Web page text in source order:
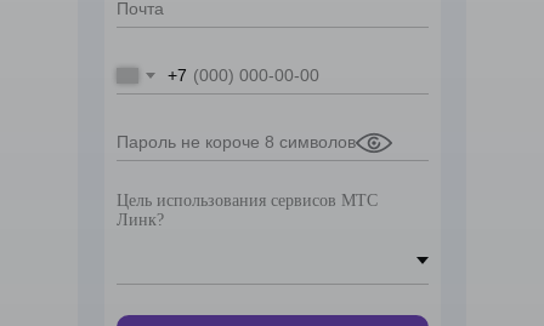
+7
Цель использования сервисов МТС
Линк?